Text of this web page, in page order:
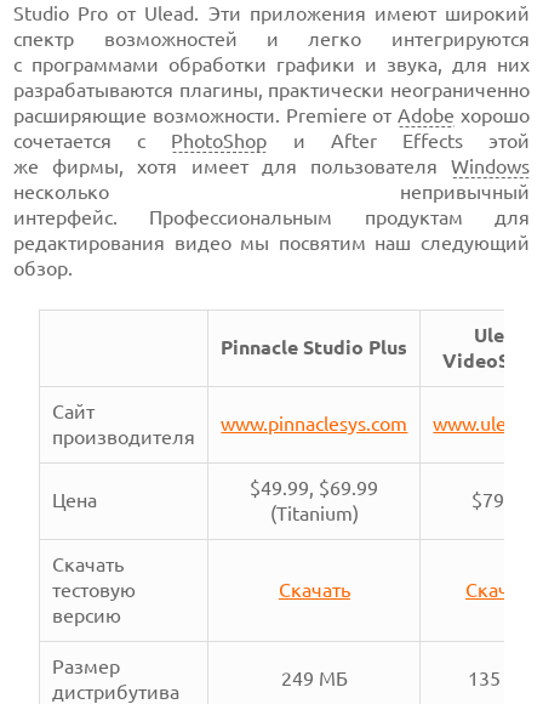
Studio Pro от Ulead. Эти приложения имеют широкий
спектр возможностей и легко интегрируются
с программами обработки графики и звука, для них
разрабатываются плагины, практически неограниченно
расширяющие возможности. Premiere отAdobe хорошо
сочетается с PhotoShop и After Effects этой
же фирмы, хотя имеет для пользователя Windows
несколько непривычный
интерфейс. Профессиональным продуктам для
редактирования видео мы посвятим наш следующий
обзор.
Pinnacle Studio Plus
Ulead
Сайт
производителя
www.pinnaclesys.com
Цена
$49.99, $69.99
(Titanium)
$79.99
Скачать
тестовую
версию
Скачать Скачать
Размер
дистрибутива
249 МБ 135 МБ